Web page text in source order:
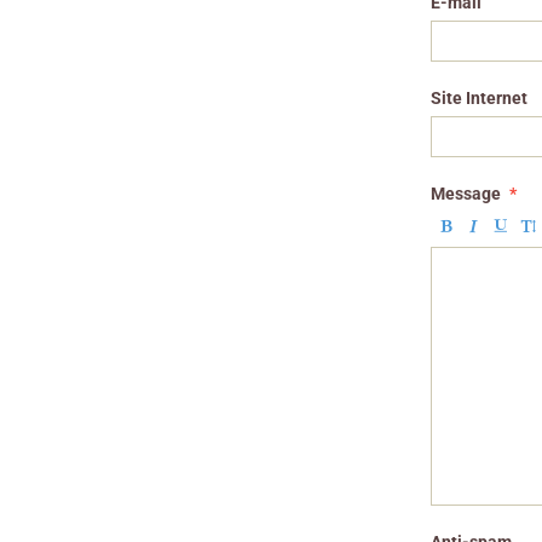
Site Internet
Message